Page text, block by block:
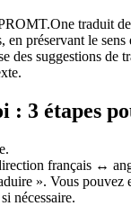
traduit
en préservant le
des suggestions de
: 3 étapes
français ↔
». Vous pouvez
nécessaire.